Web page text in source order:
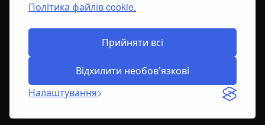
Політика файлів cookie.
Прийняти всі
Відхилити необов’язкові
Налаштування
ПОЛІТИКА ЩОДО ФАЙЛІВ COOKIE
© All Right Reserved2026